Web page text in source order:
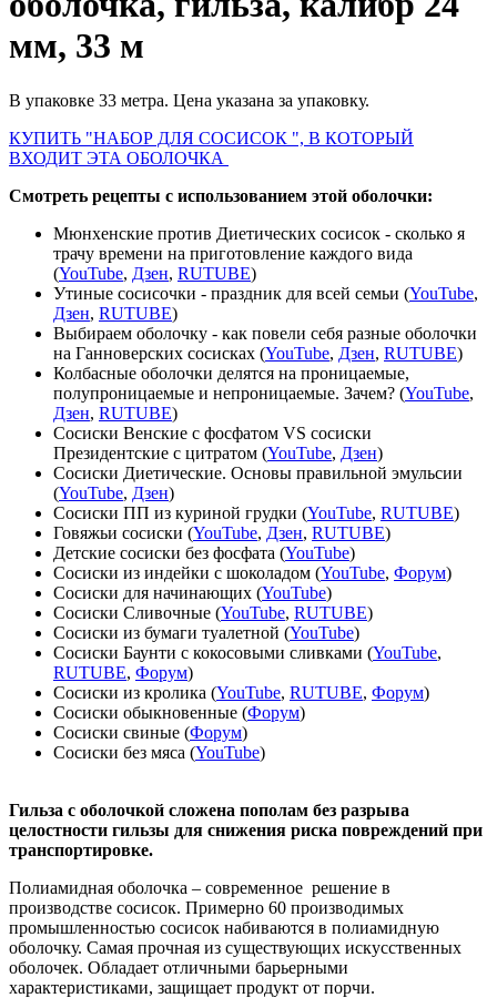
мм, 33 м
В упаковке 33 метра. Цена указана за упаковку.
КУПИТЬ "НАБОР ДЛЯ СОСИСОК ", В КОТОРЫЙ
ВХОДИТ ЭТА ОБОЛОЧКА
Смотреть рецепты с использованием этой оболочки:
Мюнхенские против Диетических сосисок - сколько я
трачу времени на приготовление каждого вида
(YouTube, Дзен, RUTUBE)
Утиные сосисочки - праздник для всей семьи (YouTube,
Дзен, RUTUBE)
Выбираем оболочку - как повели себя разные оболочки
на Ганноверских сосисках (YouTube, Дзен, RUTUBE)
Колбасные оболочки делятся на проницаемые,
полупроницаемые и непроницаемые. Зачем? (YouTube,
Дзен, RUTUBE)
Сосиски Венские с фосфатом VS сосиски
Президентские с цитратом (YouTube, Дзен)
Сосиски Диетические. Основы правильной эмульсии
(YouTube, Дзен)
Сосиски ПП из куриной грудки (YouTube, RUTUBE)
Говяжьи сосиски (YouTube, Дзен, RUTUBE)
Детские сосиски без фосфата (YouTube)
Сосиски из индейки с шоколадом (YouTube, Форум)
Сосиски для начинающих (YouTube)
Сосиски Сливочные (YouTube, RUTUBE)
Сосиски из бумаги туалетной (YouTube)
Сосиски Баунти с кокосовыми сливками (YouTube,
RUTUBE, Форум)
Сосиски из кролика (YouTube, RUTUBE, Форум)
Сосиски обыкновенные (Форум)
Сосиски свиные (Форум)
Сосиски без мяса (YouTube)
Гильза с оболочкой сложена пополам без разрыва
целостности гильзы для снижения риска повреждений при
транспортировке.
Полиамидная оболочка – современное решение в
производстве сосисок. Примерно 60 производимых
промышленностью сосисок набиваются в полиамидную
оболочку. Самая прочная из существующих искусственных
оболочек. Обладает отличными барьерными
характеристиками, защищает продукт от порчи.